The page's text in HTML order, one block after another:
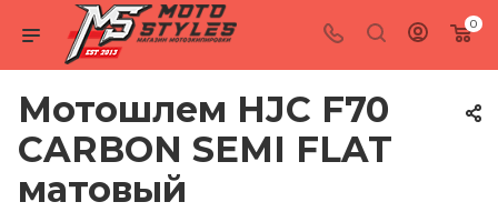
0
Мотошлем HJC F70
CARBON SEMI FLAT
матовый